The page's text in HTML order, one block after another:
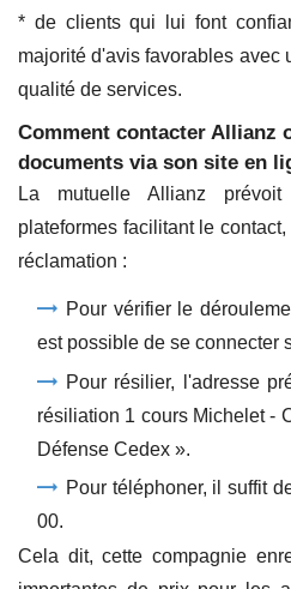
* de clients qui lui font
majorité d'avis favorables avec
qualité de services.
Comment contacter Allianz
documents via son site en
La mutuelle Allianz
plateformes facilitant le
réclamation :
Pour vérifier le
est possible de se connecter
Pour résilier, l'adresse
résiliation 1 cours Michelet -
Défense Cedex ».
Pour téléphoner, il suffit
00.
Cela dit, cette compagnie